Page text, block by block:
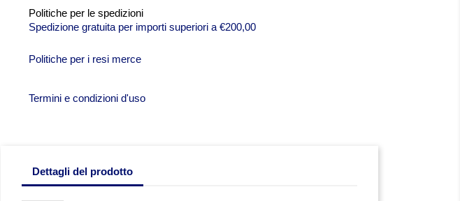
Politiche per le spedizioni
Spedizione gratuita per importi superiori a €200,00
Politiche per i resi merce
Termini e condizioni d'uso
Dettagli del prodotto